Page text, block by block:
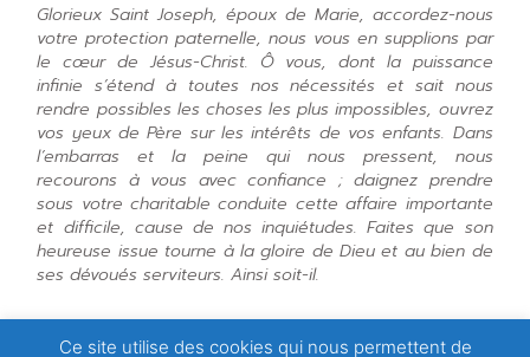
Glorieux Saint Joseph, époux de Marie, accordez-nous
votre protection paternelle, nous vous en supplions par
le cœur de Jésus-Christ. Ô vous, dont la puissance
infinie s’étend à toutes nos nécessités et sait nous
rendre possibles les choses les plus impossibles, ouvrez
vos yeux de Père sur les intérêts de vos enfants. Dans
l’embarras et la peine qui nous pressent, nous
recourons à vous avec confiance ; daignez prendre
sous votre charitable conduite cette affaire importante
et difficile, cause de nos inquiétudes. Faites que son
heureuse issue tourne à la gloire de Dieu et au bien de
ses dévoués serviteurs. Ainsi soit-il.
Nos fondateurs
Ce site utilise des cookies qui nous permettent de